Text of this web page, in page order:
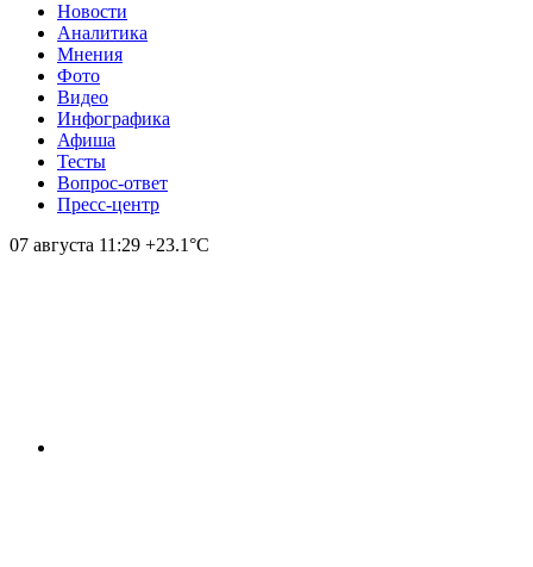
Новости
Аналитика
Мнения
Фото
Видео
Инфографика
Афиша
Тесты
Вопрос-ответ
Пресс-центр
07 августа 11:29 +23.1°С